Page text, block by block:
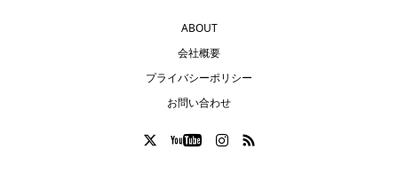
ABOUT
会社概要
プライバシーポリシー
お問い合わせ